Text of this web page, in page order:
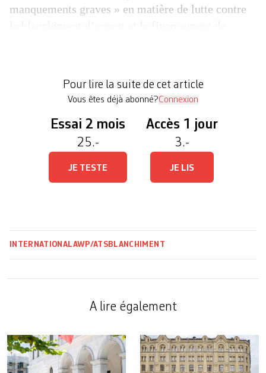
manquements graves » en matière de lutte contre
Pour lire la suite de cet article
Vous êtes déjà abonné?Connexion
Essai 2 mois
25.-
JE TESTE
Accès 1 jour
3.-
JE LIS
INTERNATIONALAWP/ATS BLANCHIMENT
A lire également